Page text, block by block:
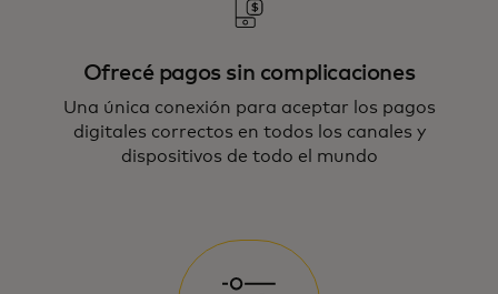
Ofrecé pagos sin complicaciones
Una única conexión para aceptar los pagos
digitales correctos en todos los canales y
dispositivos de todo el mundo